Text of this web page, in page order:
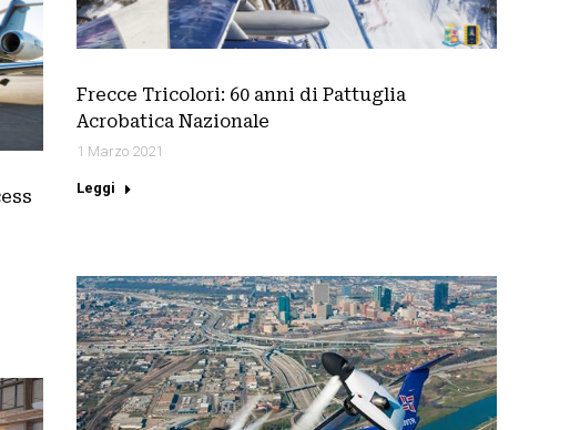
Frecce Tricolori: 60 anni di Pattuglia
Acrobatica Nazionale
1 Marzo 2021
Leggi